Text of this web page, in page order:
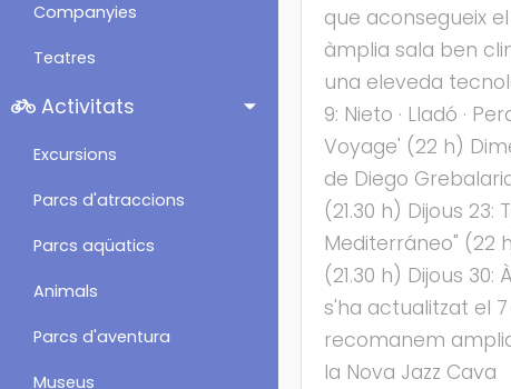
Companyies
Teatres
Activitats
Excursions
Parcs d'atraccions
Parcs aqüatics
Animals
Parcs d'aventura
Museus
que aconsegueix
àmplia sala ben
una eleveda
9: Nieto · Lladó ·
Voyage' (22 h)
de Diego
(21.30 h) Dijous
Mediterráneo" (22
(21.30 h) Dijous
s'ha actualitzat el
recomanem
la Nova Jazz Cava